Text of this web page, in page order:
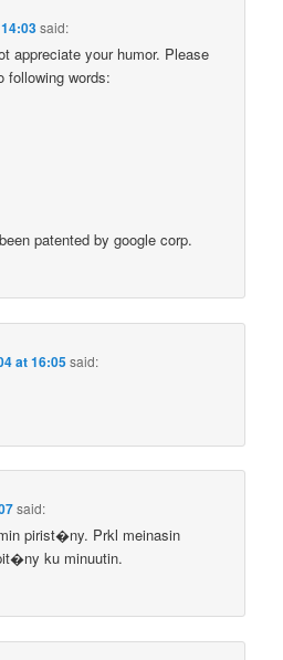
said:
appreciate your humor. Please
following words:
patented by google corp.
at 16:05said:
said:
pirist�ny. Prkl meinasin
ku minuutin.